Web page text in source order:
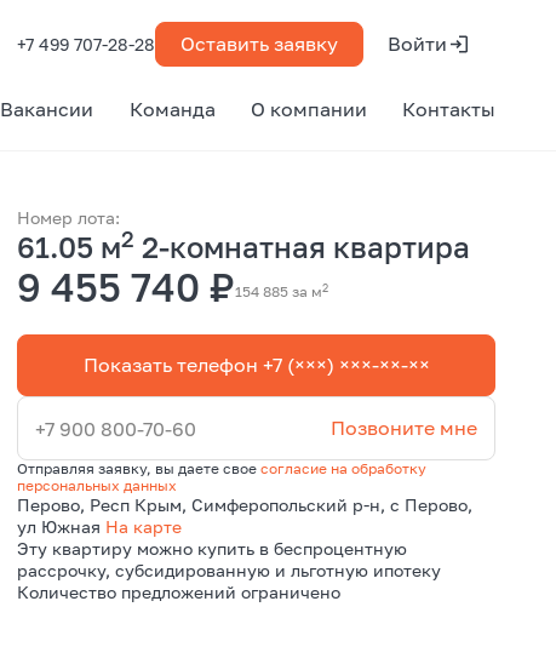
+7 499 707-28-28 Оставить заявку Войти
Вакансии Команда О компании Контакты
Номер лота:
61.05 м2 2-комнатная квартира
9 455 740 ₽154 885 за м2
Показать телефон +7 (×××) ×××-××-××
+7 900 800-70-60 Позвоните мне
Отправляя заявку, вы даете своесогласие на обработку
персональных данных
Перово, Респ Крым, Симферопольский р-н, с Перово,
ул Южная На карте
Эту квартиру можно купить в беспроцентную
рассрочку, субсидированную и льготную ипотеку
Количество предложений ограничено